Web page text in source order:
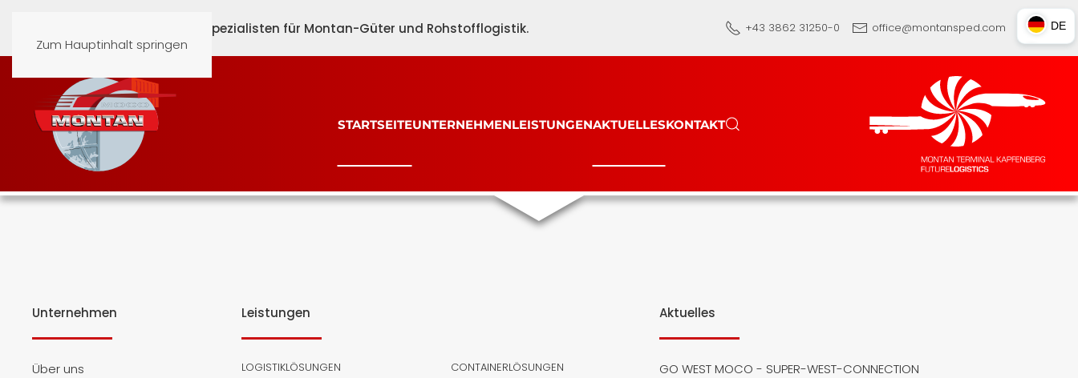
Zum Hauptinhalt springen
Schönen Nachmittag beim Spezialisten für Montan-Güter und Rohstofflogistik. +43 3862 31250-0 office@montansped.com DE
DE
STARTSEITEUNTERNEHMENLEISTUNGENAKTUELLESKONTAKT
Unternehmen
Über uns
Leistungen
LOGISTIKLÖSUNGEN CONTAINERLÖSUNGEN
Aktuelles
GO WEST MOCO - SUPER-WEST-CONNECTION